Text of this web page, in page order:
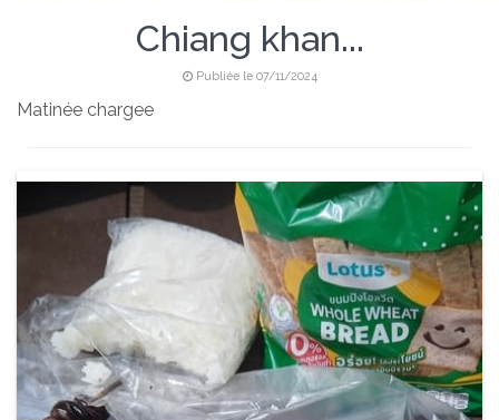
Chiang khan...
Publiée le 07/11/2024
Matinée chargee